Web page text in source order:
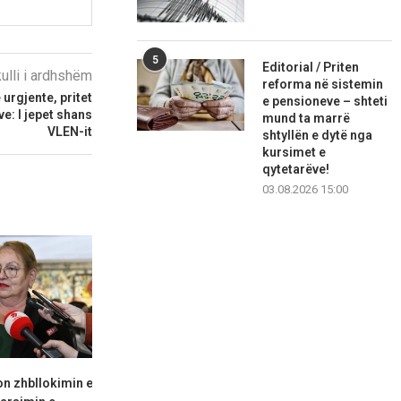
i ardhshëm
urgjente, pritet
I jepet shans
VLEN-it
zhbllokimin e
5
Editorial / Priten
reforma në sistemin
e pensioneve – shteti
mund ta marrë
shtyllën e dytë nga
kursimet e
qytetarëve!
03.08.2026 15:00